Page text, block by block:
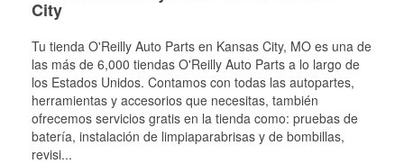
City
Tu tienda O'Reilly Auto Parts en Kansas City, MO es una de
las más de 6,000 tiendas O'Reilly Auto Parts a lo largo de
los Estados Unidos. Contamos con todas las autopartes,
herramientas y accesorios que necesitas, también
ofrecemos servicios gratis en la tienda como: pruebas de
batería, instalación de limpiaparabrisas y de bombillas,
revisi...